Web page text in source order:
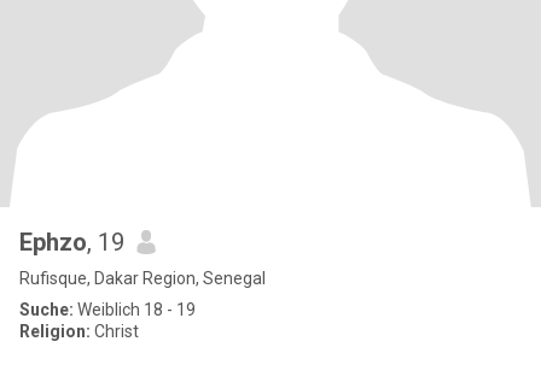
Ephzo, 19
Rufisque, Dakar Region, Senegal
Suche: Weiblich 18 - 19
Religion: Christ